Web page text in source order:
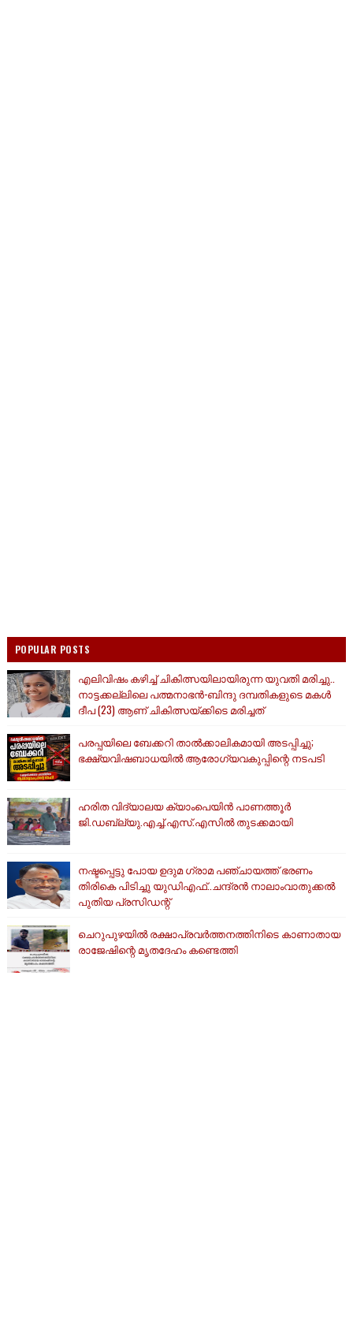
POPULAR POSTS
എലിവിഷം കഴിച്ച് ചികിത്സയിലായിരുന്ന യുവതി മരിച്ചു..
നാട്ടക്കല്ലിലെ പത്മനാഭൻ-ബിന്ദു ദമ്പതികളുടെ മകൾ
ദീപ (23) ആണ് ചികിത്സയ്ക്കിടെ മരിച്ചത്
പരപ്പയിലെ ബേക്കറി താൽക്കാലികമായി അടപ്പിച്ചു;
ഭക്ഷ്യവിഷബാധയിൽ ആരോഗ്യവകുപ്പിന്റെ നടപടി
ഹരിത വിദ്യാലയ ക്യാംപെയിൻ പാണത്തൂർ
ജി.ഡബ്ല്യു.എച്ച്.എസ്.എസിൽ തുടക്കമായി
നഷ്ടപ്പെട്ടു പോയ ഉദുമ ഗ്രാമ പഞ്ചായത്ത് ഭരണം
തിരികെ പിടിച്ചു യുഡിഎഫ്..ചന്ദ്രൻ നാലാംവാതുക്കൽ
പുതിയ പ്രസിഡന്റ്
ചെറുപുഴയിൽ രക്ഷാപ്രവർത്തനത്തിനിടെ കാണാതായ
രാജേഷിന്റെ മൃതദേഹം കണ്ടെത്തി